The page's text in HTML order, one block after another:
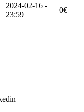
2024-02-16 -
23:59
0€